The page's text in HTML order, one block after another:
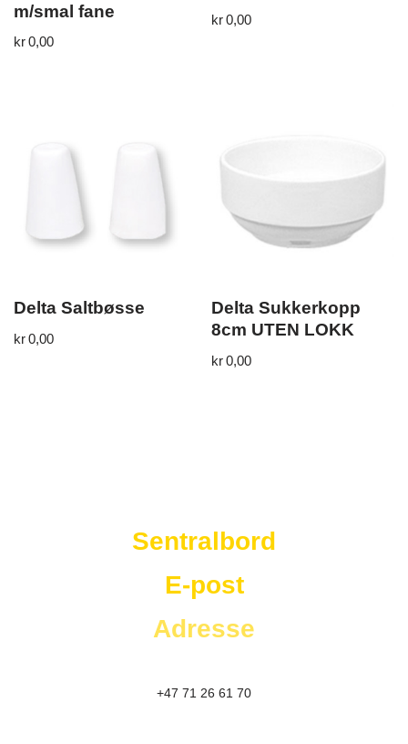
m/smal fane
kr0,00
kr0,00
Delta Saltbøsse
kr0,00
Delta Sukkerkopp
8cm UTEN LOKK
kr0,00
Sentralbord
E-post
Adresse
+47 71 26 61 70